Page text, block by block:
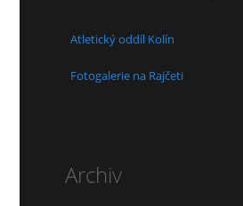
Atletický oddíl Kolín
Fotogalerie na Rajčeti
Archiv